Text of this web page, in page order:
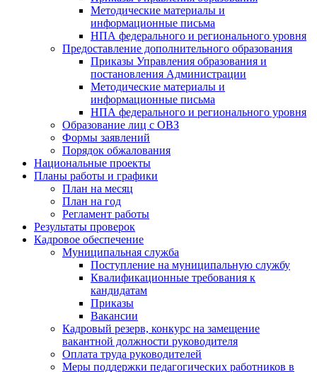
Методические материалы и
информационные письма
НПА федерального и регионального уровня
Предоставление дополнительного образования
Приказы Управления образования и
постановления Администрации
Методические материалы и
информационные письма
НПА федерального и регионального уровня
Образование лиц с ОВЗ
Формы заявлений
Порядок обжалования
Национальные проекты
Планы работы и графики
План на месяц
План на год
Регламент работы
Результаты проверок
Кадровое обеспечение
Муниципальная служба
Поступление на муниципальную службу
Квалификационные требования к
кандидатам
Приказы
Вакансии
Кадровый резерв, конкурс на замещение
вакантной должности руководителя
Оплата труда руководителей
Меры поддержки педагогических работников в